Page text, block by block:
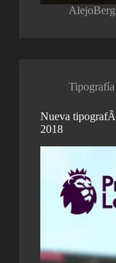
Tipografía
Nueva
2018